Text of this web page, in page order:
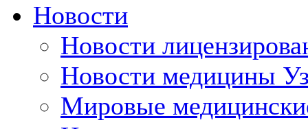
Новости
Новости
Новости медицины
Мировые